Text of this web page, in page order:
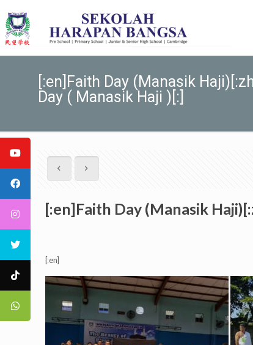
[:en]Faith Day (Manasik
Day ( Manasik Haji )[:]
[:en]Faith Day (Manasik
[:en]